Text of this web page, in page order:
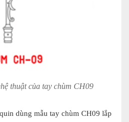
thuật của tay chùm CH09
dùng mẫu tay chùm CH09 lắp